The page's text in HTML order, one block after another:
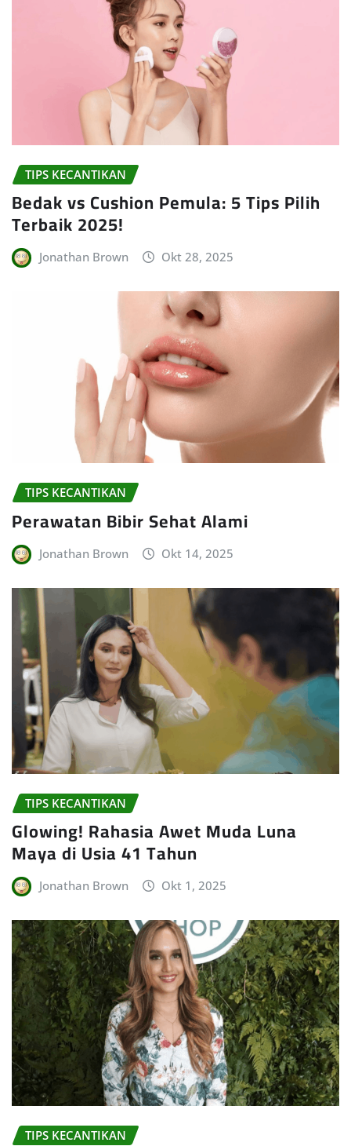
TIPS KECANTIKAN
Bedak vs Cushion Pemula: 5 Tips Pilih
Terbaik 2025!
Jonathan Brown Okt 28, 2025
TIPS KECANTIKAN
Perawatan Bibir Sehat Alami
Jonathan Brown Okt 14, 2025
TIPS KECANTIKAN
Glowing! Rahasia Awet Muda Luna
Maya di Usia 41 Tahun
Jonathan Brown Okt 1, 2025
TIPS KECANTIKAN